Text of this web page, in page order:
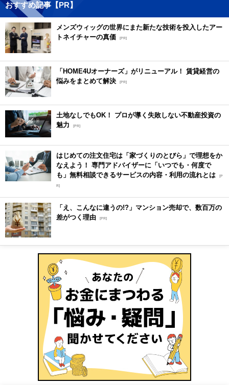
おすすめ記事【PR】
メンズウィッグの世界にまた新たな技術を投入したアー
トネイチャーの真価 [PR]
「HOME4Uオーナーズ」がリニューアル！ 賃貸経営の
悩みをまとめて解決 [PR]
土地なしでもOK！ プロが導く失敗しない不動産投資の
魅力
[PR]
はじめての注文住宅は「家づくりのとびら」で理想をか
なえよう！ 専門アドバイザーに「いつでも・何度で
も」無料相談できるサービスの内容・利用の流れとは [P
R]
「え、こんなに違うの!?」マンション売却で、数百万の
差がつく理由 [PR]